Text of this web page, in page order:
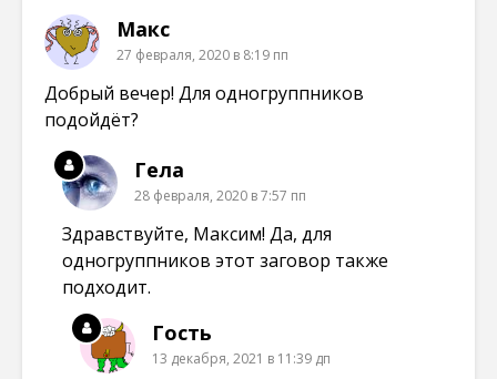
Макс
27 февраля, 2020 в 8:19 пп
Добрый вечер! Для одногруппников
подойдёт?
Гела
28 февраля, 2020 в 7:57 пп
Здравствуйте, Максим! Да, для
одногруппников этот заговор также
подходит.
Гость
13 декабря, 2021 в 11:39 дп